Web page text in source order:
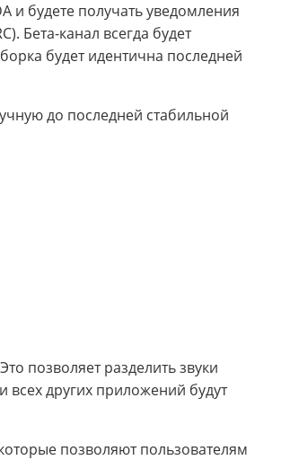
и будете получать уведомления
Бета-канал всегда будет
будет идентична последней
до последней стабильной
позволяет разделить звуки
всех других приложений будут
позволяют пользователям